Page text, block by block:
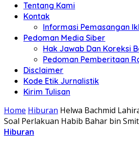
Tentang Kami
Kontak
Informasi Pemasangan
Pedoman Media Siber
Hak Jawab Dan Koreksi
Pedoman Pemberitaan
Disclaimer
Kode Etik Jurnalistik
Kirim Tulisan
Home Hiburan Helwa Bachmid
Soal Perlakuan Habib Bahar bin
Hiburan